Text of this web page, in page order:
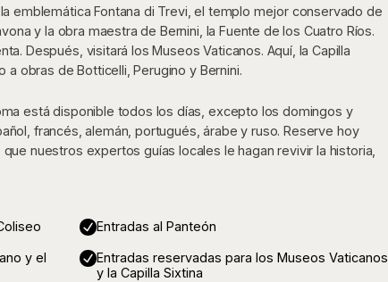
emblemática Fontana di Trevi, el templo mejor conservado de
y la obra maestra de Bernini, la Fuente de los Cuatro Ríos.
Después, visitará los Museos Vaticanos. Aquí, la Capilla
a obras de Botticelli, Perugino y Bernini.
está disponible todos los días, excepto los domingos y
francés, alemán, portugués, árabe y ruso. Reserve hoy
nuestros expertos guías locales le hagan revivir la historia,
Entradas al Panteón
y el
Entradas reservadas para los Museos Vaticanos
y la Capilla Sixtina